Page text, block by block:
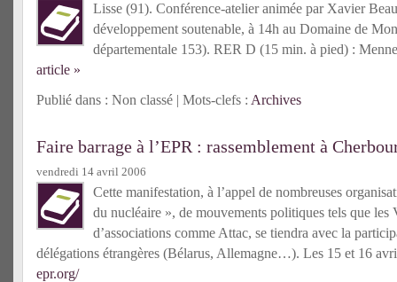
Lisse (91). Conférence-atelier animée par Xavier
développement soutenable, à 14h au Domaine de
départementale 153). RER D (15 min. à pied) :
article »
Publié dans : Non classé | Mots-clefs : Archives
Faire barrage à l’EPR : rassemblement à
vendredi 14 avril 2006
Cette manifestation, à l’appel de nombreuses
du nucléaire », de mouvements politiques tels que les
d’associations comme Attac, se tiendra avec la
délégations étrangères (Bélarus, Allemagne…). Les 15 et 16
epr.org/